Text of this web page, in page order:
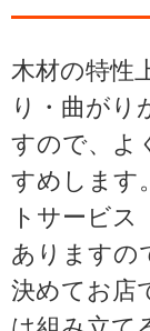
木材の特性
り・曲がり
すので、よ
すめします
トサービ
ありますの
決めてお店